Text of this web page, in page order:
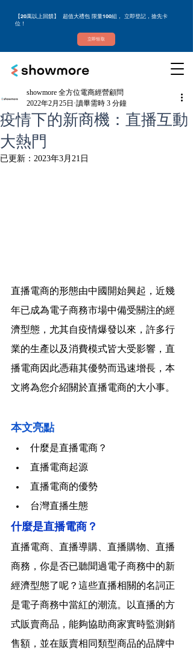
【20萬以上回饋】 超值大禮包 限量100組， 立即登記，搶先卡
位！
立即領取
疫情下的新商機：直播互動
大熱門
showmore 全方位電商經營顧問
2022年2月25日 讀畢需時 3 分鐘
已更新： 2023年3月21日
直播電商的形態由中國開始興起，近幾
年已成為電子商務市場中備受關注的經
濟型態，尤其自疫情爆發以來，許多行
業的生產以及消費模式皆大受影響，直
播電商因此憑藉其優勢而迅速增長，本
文將為您介紹關於直播電商的大小事。
本文亮點
什麼是直播電商？
直播電商起源
直播電商的優勢
台灣直播生態
什麼是直播電商？
直播電商、直播導購、直播購物、直播
商務，你是否已聽聞過電子商務中的新
經濟型態了呢？這些直播相關的名詞正
是電子商務中當紅的潮流。以直播的方
式販賣商品，能夠協助商家實時監測銷
售額，並在販賣相同類型商品的品牌中